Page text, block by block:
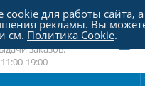
шоссе 18, пав. 267
arena.ru
20:00
заказов:
19:00
для работы сайта,
рекламы. Вы
см. Политика Cookie.